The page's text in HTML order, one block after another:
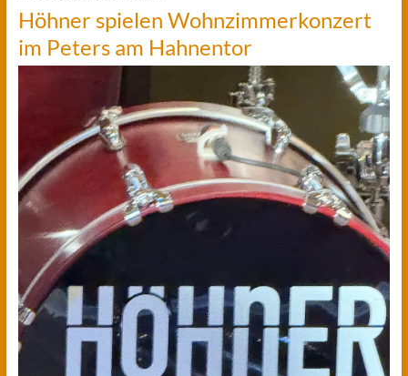
Höhner spielen Wohnzimmerkonzert
im Peters am Hahnentor